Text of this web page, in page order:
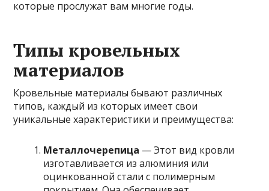
которые прослужат вам многие годы.
Типы кровельных
материалов
Кровельные материалы бывают различных
типов, каждый из которых имеет свои
уникальные характеристики и преимущества:
Металлочерепица — Этот вид кровли
изготавливается из алюминия или
оцинкованной стали с полимерным